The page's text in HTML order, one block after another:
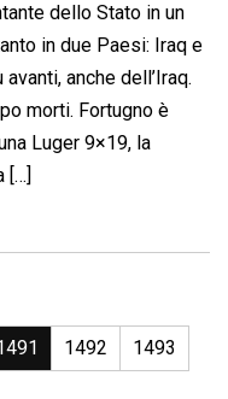
dello Stato in un
in due Paesi: Iraq e
anche dell’Iraq.
morti. Fortugno è
Luger 9×19, la
[…]
1492
1493